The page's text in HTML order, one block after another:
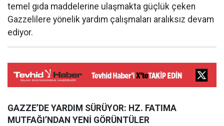
temel gıda maddelerine ulaşmakta güçlük çeken
Gazzelilere yönelik yardım çalışmaları aralıksız devam
ediyor.
GAZZE’DE YARDIM SÜRÜYOR: HZ. FATIMA
MUTFAĞI’NDAN YENİ GÖRÜNTÜLER